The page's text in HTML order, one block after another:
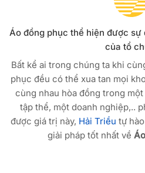
Áo đồng phục thể hiện được
của tổ
Bất kể ai trong chúng ta khi
phục đều có thể xua tan mọi
cùng nhau hòa đồng trong
tập thể, một doanh nghiệp,..
được giá trị này, Hải Triều tự
giải pháp tốt nhất về